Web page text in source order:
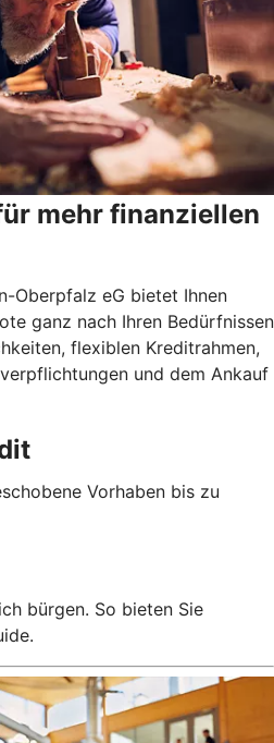
mehr finanziellen
Oberpfalz eG bietet Ihnen
ganz nach Ihren Bedürfnissen
flexiblen Kreditrahmen,
und dem Ankauf
Vorhaben bis zu
bürgen. So bieten Sie